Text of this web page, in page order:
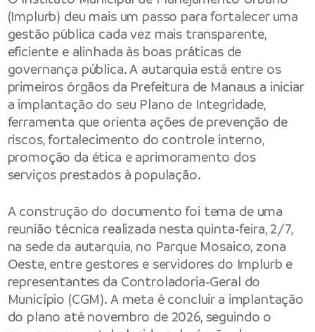
(Implurb) deu mais um passo para fortalecer uma
gestão pública cada vez mais transparente,
eficiente e alinhada às boas práticas de
governança pública. A autarquia está entre os
primeiros órgãos da Prefeitura de Manaus a iniciar
a implantação do seu Plano de Integridade,
ferramenta que orienta ações de prevenção de
riscos, fortalecimento do controle interno,
promoção da ética e aprimoramento dos
serviços prestados à população.
A construção do documento foi tema de uma
reunião técnica realizada nesta quinta-feira, 2/7,
na sede da autarquia, no Parque Mosaico, zona
Oeste, entre gestores e servidores do Implurb e
representantes da Controladoria-Geral do
Município (CGM). A meta é concluir a implantação
do plano até novembro de 2026, seguindo o